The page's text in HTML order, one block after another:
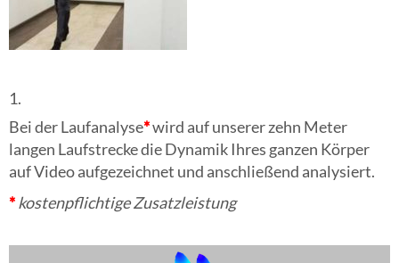
1.
Bei der Laufanalyse*wird auf unserer zehn Meter
langen Laufstrecke die Dynamik Ihres ganzen Körper
auf Video aufgezeichnet und anschließend analysiert.
*kostenpflichtigeZusatzleistung